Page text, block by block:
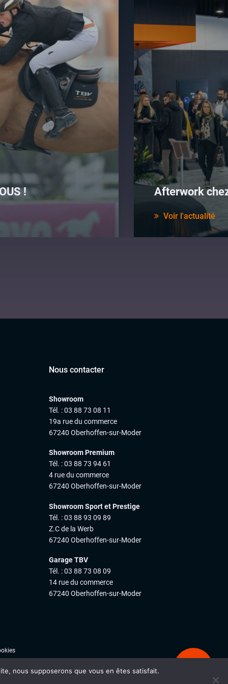
! Afterwork
Voir l'actualité
Nous contacter
Showroom
Tél. : 03 88 73 08 11
19a rue du commerce
67240 Oberhoffen-sur-Moder
Showroom Premium
Tél. : 03 88 73 94 61
4 rue du commerce
67240 Oberhoffen-sur-Moder
Showroom Sport et Prestige
Tél. : 03 88 93 09 89
Z.C de la Werb
67240 Oberhoffen-sur-Moder
Garage TBV
Tél. : 03 88 73 08 09
14 rue du commerce
67240 Oberhoffen-sur-Moder
nous supposerons que vous en êtes satisfait.